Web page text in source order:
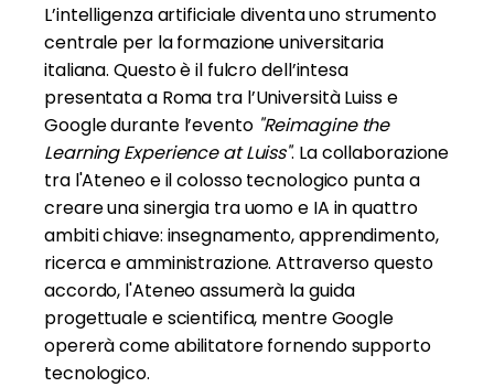
L’intelligenza artificiale diventa uno strumento
centrale per la formazione universitaria
italiana. Questo è il fulcro dell’intesa
presentata a Roma tra l’Università Luiss e
Google durante l’evento "Reimagine the
Learning Experience at Luiss". La collaborazione
tra l'Ateneo e il colosso tecnologico punta a
creare una sinergia tra uomo e IA in quattro
ambiti chiave: insegnamento, apprendimento,
ricerca e amministrazione. Attraverso questo
accordo, l'Ateneo assumerà la guida
progettuale e scientifica, mentre Google
opererà come abilitatore fornendo supporto
tecnologico.